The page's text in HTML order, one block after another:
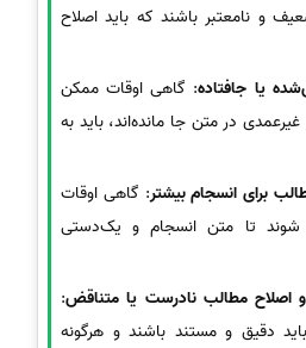
و نامعتبر باشند که باید اصلاح
یا جافتاده: گاهی اوقات ممکن
در متن جا مانده‌اند، باید به
برای انسجام بیشتر: گاهی اوقات
شوند تا متن انسجام و یک‌دستی
مطالب نادرست یا متناقض:
دقیق و مستند باشند و هرگونه